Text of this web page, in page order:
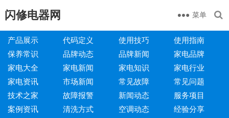
闪修电器网 菜单
产品展示 代码定义 使用技巧
使用指南
保养常识
品牌动态 品牌新闻
家电品牌
家电大全
家电新闻 家电知识
家电行业
家电资讯
市场新闻 常见故障
常见问题
技术之家
故障报警 新闻动态
服务项目
案例资讯
清洗方式 空调动态
经验分享